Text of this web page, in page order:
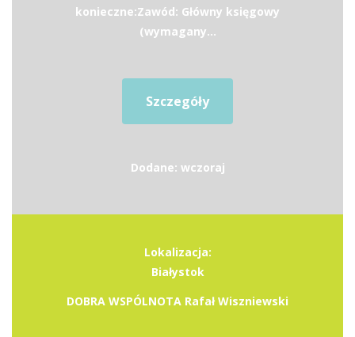
konieczne:Zawód: Główny księgowy
(wymagany...
Szczegóły
Dodane: wczoraj
Lokalizacja:
Białystok
DOBRA WSPÓLNOTA Rafał Wiszniewski